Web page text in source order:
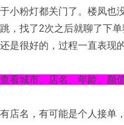
小粉灯都关门了。楼凤也
，找了2次之后就聊了下
是很好的，过程一直表现
看城市、店名、年龄、颜
店名，有可能是个人接单